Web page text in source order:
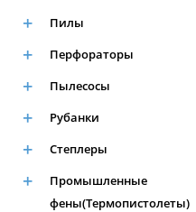
Пилы
Перфораторы
Пылесосы
Рубанки
Степлеры
Промышленные
фены(Термопистолеты)